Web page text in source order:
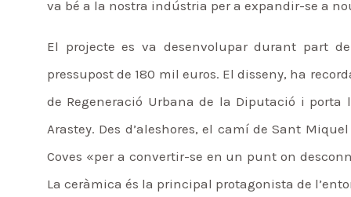
va bé a la nostra indústria per a expandir-se a
El projecte es va desenvolupar durant part
pressupost de 180 mil euros. El disseny, ha
de Regeneració Urbana de la Diputació i
Arastey. Des d’aleshores, el camí de Sant
Coves «per a convertir-se en un punt on
La ceràmica és la principal protagonista de